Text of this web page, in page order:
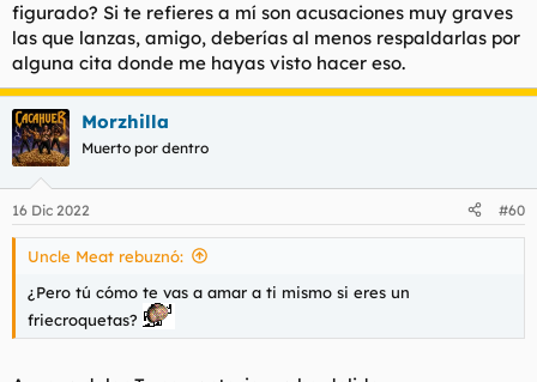
figurado? Si te refieres a mí son acusaciones muy graves
las que lanzas, amigo, deberías al menos respaldarlas por
alguna cita donde me hayas visto hacer eso.
Morzhilla
Muerto por dentro
16 Dic 2022 #60
Uncle Meat rebuznó:
¿Pero tú cómo te vas a amar a ti mismo si eres un
friecroquetas?